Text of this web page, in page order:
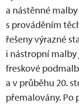
a nástěnné
s prováděním
řešeny výrazné
i nástropní
freskové
a v průběhu 20.
přemalovány. Po